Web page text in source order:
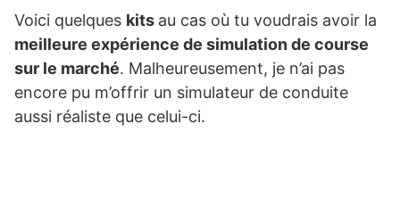
Voici quelques kits au cas où tu voudrais avoir la
meilleure expérience de simulation de course
sur le marché. Malheureusement, je n’ai pas
encore pu m’offrir un simulateur de conduite
aussi réaliste que celui-ci.